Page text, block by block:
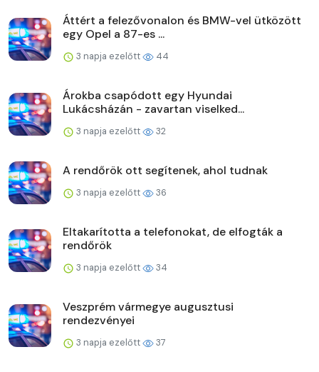
Áttért a felezővonalon és BMW-vel ütközött
egy Opel a 87-es ...
3 napja ezelőtt 44
Árokba csapódott egy Hyundai
Lukácsházán - zavartan viselked...
3 napja ezelőtt 32
A rendőrök ott segítenek, ahol tudnak
3 napja ezelőtt 36
Eltakarította a telefonokat, de elfogták a
rendőrök
3 napja ezelőtt 34
Veszprém vármegye augusztusi
rendezvényei
3 napja ezelőtt 37